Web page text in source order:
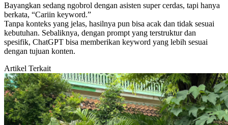
Bayangkan sedang ngobrol dengan asisten super cerdas, tapi hanya
berkata, “Cariin keyword.”
Tanpa konteks yang jelas, hasilnya pun bisa acak dan tidak sesuai
kebutuhan. Sebaliknya, dengan prompt yang terstruktur dan
spesifik, ChatGPT bisa memberikan keyword yang lebih sesuai
dengan tujuan konten.
Artikel Terkait